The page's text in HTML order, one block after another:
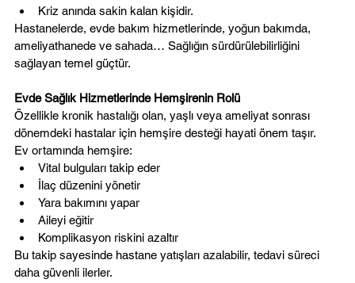
Kriz anında sakin kalan kişidir.
Hastanelerde, evde bakım hizmetlerinde, yoğun bakımda,
ameliyathanede ve sahada… Sağlığın sürdürülebilirliğini
sağlayan temel güçtür.
Evde Sağlık Hizmetlerinde Hemşirenin Rolü
Özellikle kronik hastalığı olan, yaşlı veya ameliyat sonrası
dönemdeki hastalar için hemşire desteği hayati önem taşır.
Ev ortamında hemşire:
Vital bulguları takip eder
İlaç düzenini yönetir
Yara bakımını yapar
Aileyi eğitir
Komplikasyon riskini azaltır
Bu takip sayesinde hastane yatışları azalabilir, tedavi süreci
daha güvenli ilerler.